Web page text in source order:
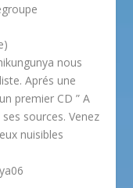
nous
Aprés une
premier CD ” A
ses sources. Venez
nuisibles